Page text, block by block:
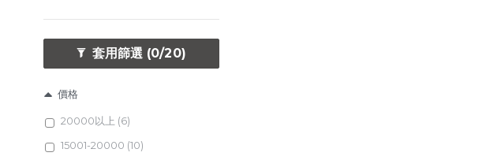
套用篩選 (0/20)
價格
20000以上 (6)
15001-20000 (10)